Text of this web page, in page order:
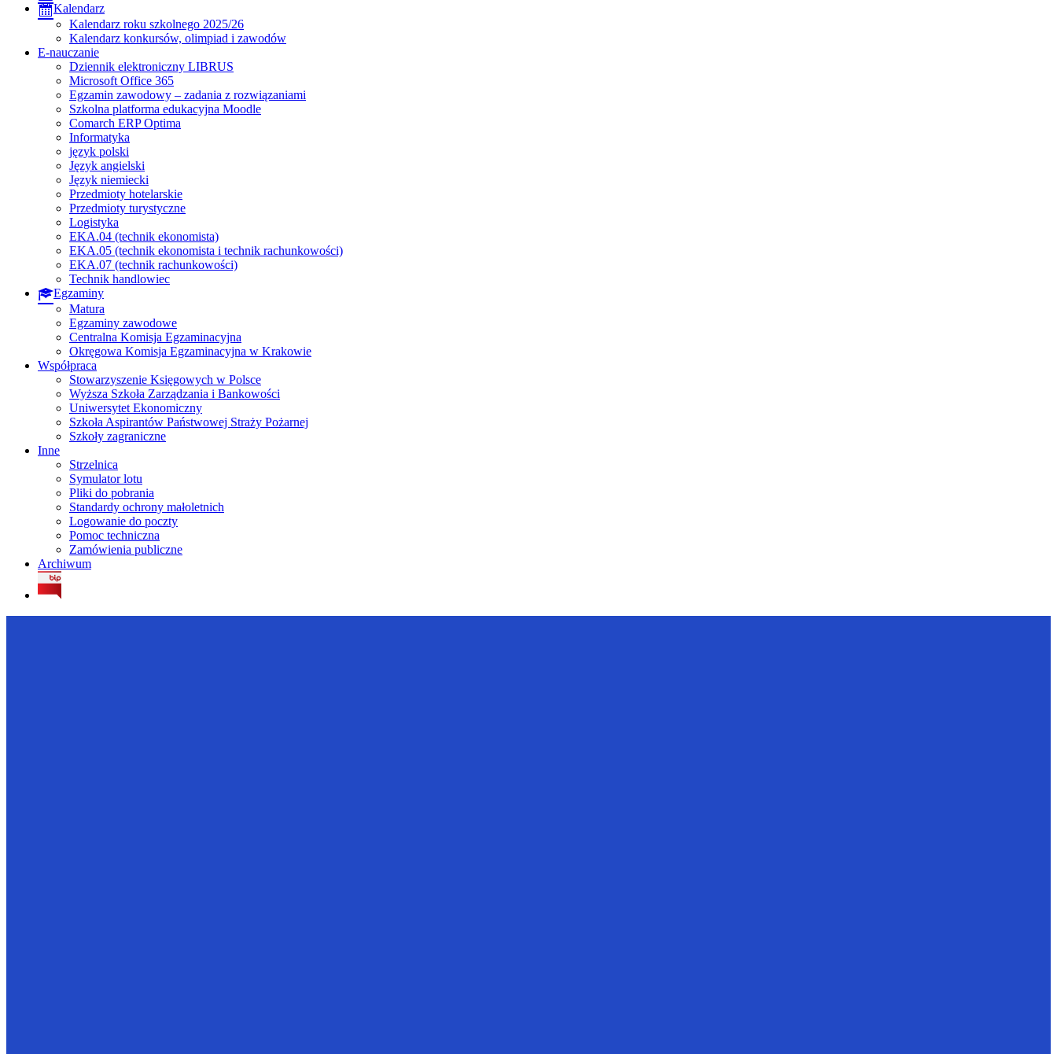
Kalendarz
Kalendarz roku szkolnego 2025/26
Kalendarz konkursów, olimpiad i zawodów
E-nauczanie
Dziennik elektroniczny LIBRUS
Microsoft Office 365
Egzamin zawodowy – zadania z rozwiązaniami
Szkolna platforma edukacyjna Moodle
Comarch ERP Optima
Informatyka
język polski
Język angielski
Język niemiecki
Przedmioty hotelarskie
Przedmioty turystyczne
Logistyka
EKA.04 (technik ekonomista)
EKA.05 (technik ekonomista i technik rachunkowości)
EKA.07 (technik rachunkowości)
Technik handlowiec
Egzaminy
Matura
Egzaminy zawodowe
Centralna Komisja Egzaminacyjna
Okręgowa Komisja Egzaminacyjna w Krakowie
Współpraca
Stowarzyszenie Księgowych w Polsce
Wyższa Szkoła Zarządzania i Bankowości
Uniwersytet Ekonomiczny
Szkoła Aspirantów Państwowej Straży Pożarnej
Szkoły zagraniczne
Inne
Strzelnica
Symulator lotu
Pliki do pobrania
Standardy ochrony małoletnich
Logowanie do poczty
Pomoc techniczna
Zamówienia publiczne
Archiwum